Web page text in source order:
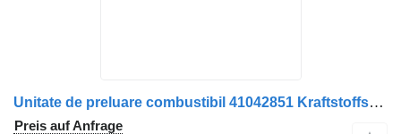
Unitate de preluare combustibil 41042851 Kraftstoffstandsensor für IVECO LKW
Preis auf Anfrage